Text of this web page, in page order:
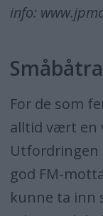
info:
For de som
alltid vært en
Utfordringen
god FM-
kunne ta inn